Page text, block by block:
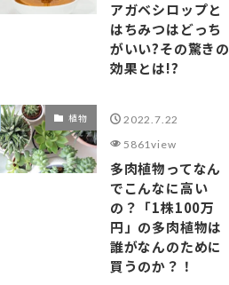
アガベシロップと
はちみつはどっち
がいい?その驚きの
効果とは!?
植物 2022.7.22
5861view
多肉植物ってなん
でこんなに高い
の？「1株100万
円」の多肉植物は
誰がなんのために
買うのか？！